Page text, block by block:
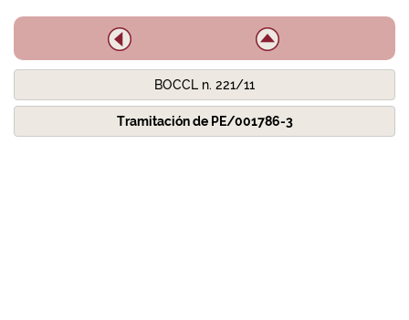
BOCCL n. 221/11
Tramitación de PE/001786-3